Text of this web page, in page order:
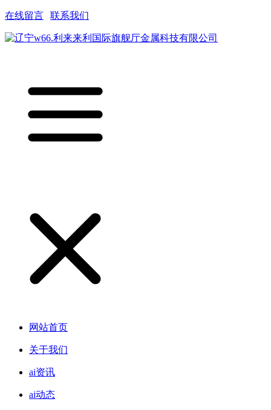
在线留言 联系我们
网站首页
关于我们
ai资讯
ai动态